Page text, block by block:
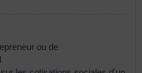
ou de